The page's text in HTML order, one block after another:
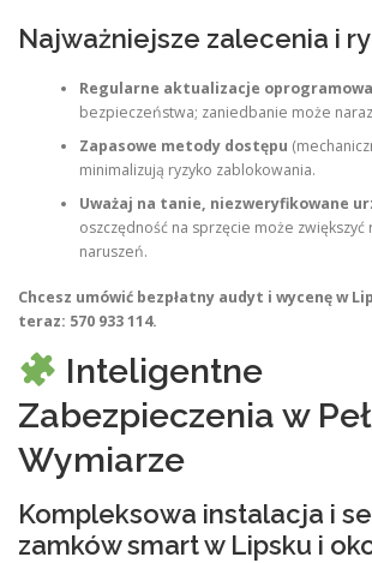
Najważniejsze zalecenia i
Regularne aktualizacje
bezpieczeństwa; zaniedbanie może
Zapasowe metody dostępu
minimalizują ryzyko zablokowania.
Uważaj na tanie, niezweryfikowane
oszczędność na sprzęcie może zwiększyć
naruszeń.
Chcesz umówić bezpłatny audyt i wycenę w
teraz: 570 933 114.
Inteligentne
Zabezpieczenia w
Wymiarze
Kompleksowa instalacja i
zamków smart w Lipsku i